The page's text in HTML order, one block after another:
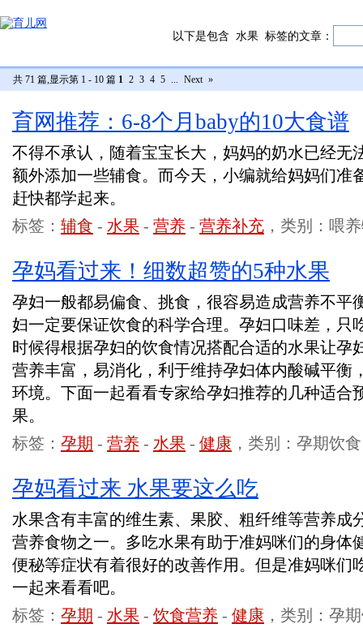
以下是包含 水果 标签的文章：
共 71 篇,显示第 1 - 10 篇 1 2 3 4 5 ... Next »
育网推荐：6-8个月baby的10大食谱
不得不承认，随着宝宝长大，妈妈的奶水已经无
额外添加一些辅食。而今天，小编就给妈妈们准
赶快都学起来。
标签： 辅食 - 水果 - 营养 - 营养补充 ，类别：喂
孕妈看过来！细数超赞的5种水果
孕妇一般都易偏食、挑食，很容易造成营养不平
妇一定要保证饮食的科学合理。孕妇口味差，只
时候得根据孕妇的饮食情况搭配合适的水果让孕
营养丰富，易消化，利于维持孕妇体内酸碱平衡
环境。下面一起看看专家给孕妇推荐的几种适合
果。
标签： 孕期 - 营养 - 水果 - 健康 ，类别：孕期饮食
孕妈看过来 水果要这么吃
水果含有丰富的维生素、果胶、粗纤维等营养成
营养食物之一。多吃水果有助于准妈咪们的身体
便秘等症状有着很好的改善作用。但是准妈咪们
一起来看看吧。
标签： 孕期 - 水果 - 饮食营养 - 健康 ，类别：孕